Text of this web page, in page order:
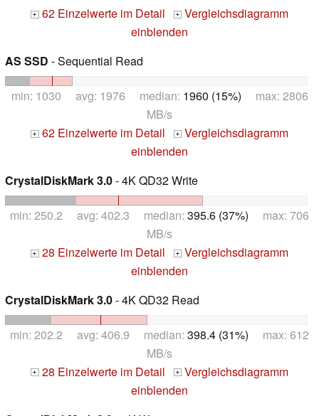
+ 62 Einzelwerte im Detail +
Vergleichsdiagramm
einblenden
AS SSD - Sequential Read
min: 1030 avg: 1976 median: 1960 (15%) max: 2806
MB/s
+ 62 Einzelwerte im Detail +
Vergleichsdiagramm
einblenden
CrystalDiskMark 3.0- 4K QD32 Write
min: 250.2 avg: 402.3 median: 395.6 (37%) max: 706
MB/s
+ 28 Einzelwerte im Detail +
Vergleichsdiagramm
einblenden
CrystalDiskMark 3.0- 4K QD32 Read
min: 202.2 avg: 406.9 median: 398.4 (31%) max: 612
MB/s
+ 28 Einzelwerte im Detail +
Vergleichsdiagramm
einblenden